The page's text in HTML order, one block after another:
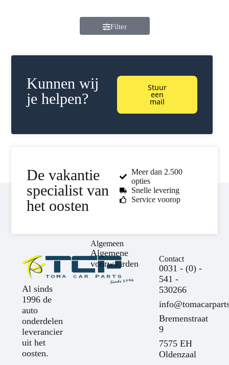
Filter
Kunnen wij
je helpen?
Stuur
een
mail
De vakantie
specialist van
het oosten
Meer dan 2.500
opties
Snelle levering
Service voorop
Al sinds
1996 de
auto
onderdelen
leverancier
uit het
oosten.
Algemeen
Algemene
voorwaarden
Contact
0031 - (0) -
541 -
530266
Bremenstraat
9
7575 EH
Oldenzaal